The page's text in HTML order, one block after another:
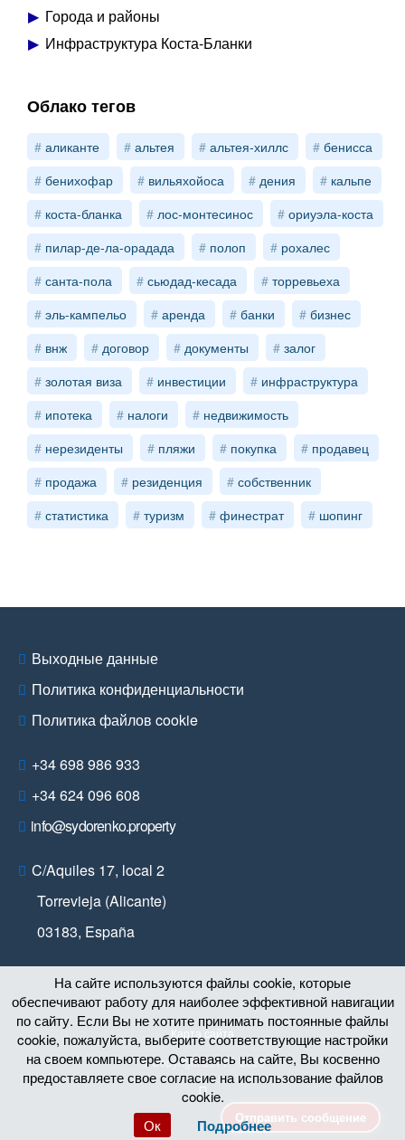
Города и районы
Инфраструктура Коста-Бланки
Облако тегов
аликанте альтея альтея-хиллс
бенисса
бенихофар
вильяхойоса дения
кальпе
коста-бланка
лос-монтесинос
ориуэла-коста
пилар-де-ла-орадада
полоп
рохалес
санта-пола
сьюдад-кесада
торревьеха
эль-кампельо
аренда банки
бизнес
внж
договор документы
залог
золотая виза
инвестиции
инфраструктура
ипотека
налоги
недвижимость
нерезиденты
пляжи покупка
продавец
продажа
резиденция
собственник
статистика
туризм финестрат шопинг
Выходные данные
Политика конфиденциальности
Политика файлов cookie
+34 698 986 933
+34 624 096 608
info@sydorenko.property
C/Aquiles 17, local 2
Torrevieja (Alicante)
03183, España
Карта сайта
© Copyright 2011 – 2026
На сайте используются файлы cookie, которые
обеспечивают работу для наиболее эффективной навигации
по сайту. Если Вы не хотите принимать постоянные файлы
cookie, пожалуйста, выберите соответствующие настройки
на своем компьютере. Оставаясь на сайте, Вы косвенно
предоставляете свое согласие на использование файлов
cookie.
Ок
ПодробнееОтправить сообщение